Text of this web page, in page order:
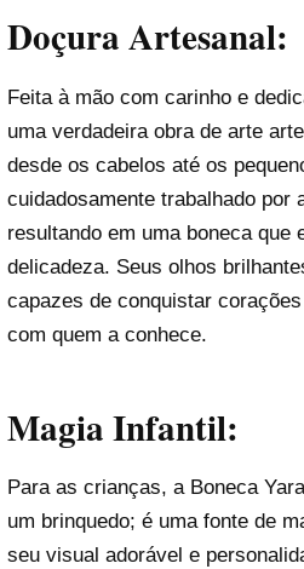
Doçura Artesanal:
Feita à mão com carinho e
uma verdadeira obra de arte
desde os cabelos até os
cuidadosamente trabalhado por
resultando em uma boneca que
delicadeza. Seus olhos
capazes de conquistar
com quem a conhece.
Magia Infantil:
Para as crianças, a Boneca
um brinquedo; é uma fonte de
seu visual adorável e